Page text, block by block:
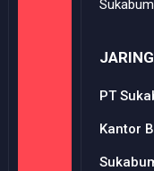
PT
Kantor